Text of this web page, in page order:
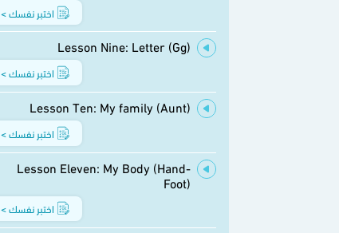
اختبر نفسك >
Lesson Nine: Letter (Gg)
اختبر نفسك >
Lesson Ten: My family (Aunt)
اختبر نفسك >
Lesson Eleven: My Body (Hand-
Foot)
اختبر نفسك >